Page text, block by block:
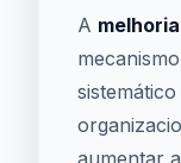
A
aumentar